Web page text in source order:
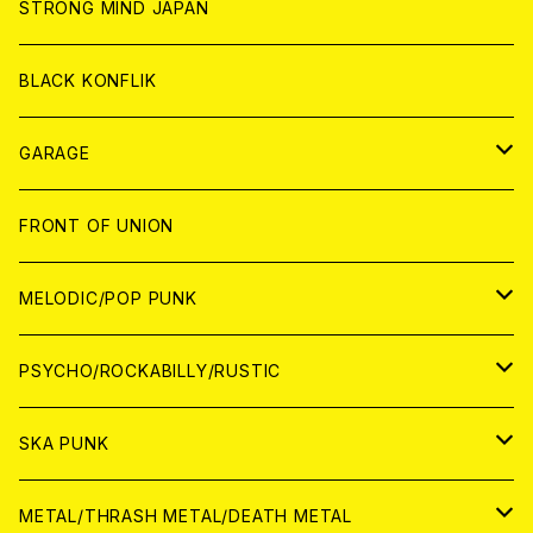
ANALOG
ANALOG
WORLD
CD
ANALOG
STRONG MIND JAPAN
BLACK KONFLIK
GARAGE
JAPAN
アナログ
CD
WORLD
アナログ
CD
FRONT OF UNION
MELODIC/POP PUNK
JAPAN
CD
ANALOG
WORLD
CD
PSYCHO/ROCKABILLY/RUSTIC
JAPAN
CD
WORLD
SKA PUNK
JAPAN
METAL/THRASH METAL/DEATH METAL